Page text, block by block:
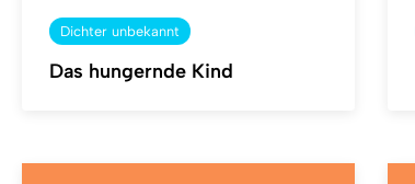
Dichter unbekannt
Das hungernde Kind